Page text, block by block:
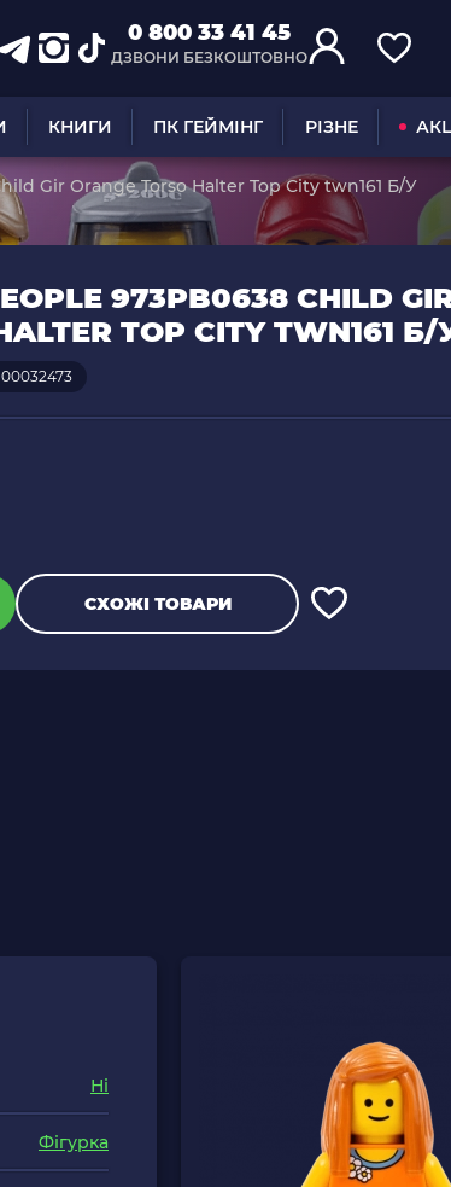
0 800 33 41 45
ДЗВОНИ БЕЗКОШТОВНО
КНИГИ ПК ГЕЙМІНГ РІЗНЕ
Gir Orange Torso Halter Top City twn161 Б/У
973PB0638 CHILD
TOP CITY TWN161 Б/
СХОЖІ ТОВАРИ
Ні
Фігурка